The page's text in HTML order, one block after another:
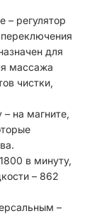
– регулятор
для
массажа
чистки,
на магните,
в минуту,
– 862
–